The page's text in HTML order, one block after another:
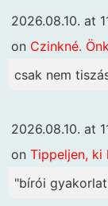
2026.08.10. at
on Czinkné.
csak nem
2026.08.10. at
on Tippeljen, ki
"bírói